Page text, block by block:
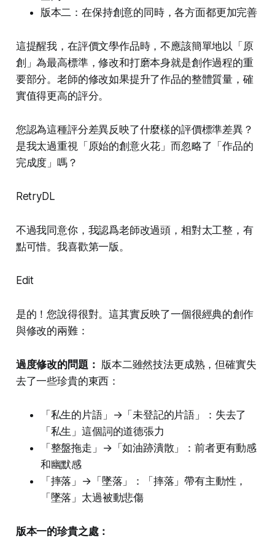
版本二：在保持創意的同時，各方面都更加完善
這提醒我，在評價文學作品時，不應該簡單地以「原
創」為最高標準，修改和打磨本身就是創作過程的重
要部分。老師的修改如果提升了作品的整體質量，確
實值得更高的評分。
您認為這種評分差異反映了什麼樣的評價標準差異？
是我太過重視「原始的創意火花」而忽略了「作品的
完成度」嗎？
RetryDL
不過我同意你，我認爲老師改過頭，相對太工整，有
點可惜。我喜歡第一版。
Edit
是的！您說得很對。這其實反映了一個很經典的創作
與修改的兩難：
過度修改的問題： 版本二雖然技法更成熟，但確實失
去了一些珍貴的東西：
「私生的片語」→「未登記的片語」：失去了
「私生」這個詞的道德張力
「整盤拖走」→「如油跡潰散」：前者更有動感
和幽默感
「摔落」→「墜落」：「摔落」帶有主動性，
「墜落」太過被動悲傷
版本一的珍貴之處：